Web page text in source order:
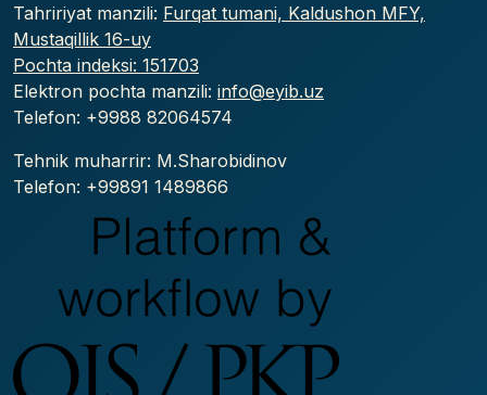
Tahririyat manzili: Furqat tumani, Kaldushon MFY,
Mustaqillik 16-uy
Pochta indeksi: 151703
Elektron pochta manzili: info@eyib.uz
Telefon: +9988 82064574
Tehnik muharrir: M.Sharobidinov
Telefon: +99891 1489866